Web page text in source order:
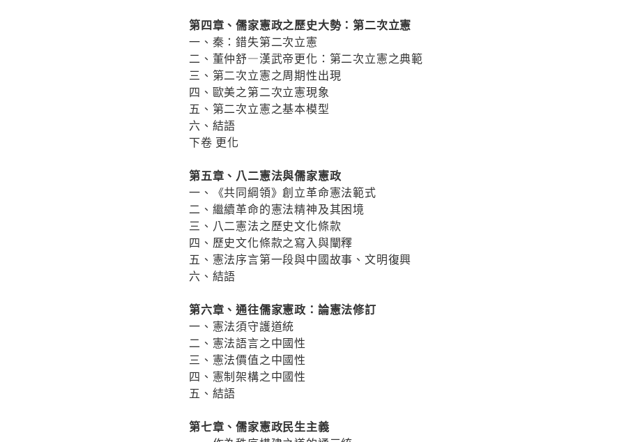
第四章、儒家憲政之歷史大勢：第二次立憲
一、秦：錯失第二次立憲
二、董仲舒—漢武帝更化：第二次立憲之典範
三、第二次立憲之周期性出現
四、歐美之第二次立憲現象
五、第二次立憲之基本模型
六、結語
下卷 更化
第五章、八二憲法與儒家憲政
一、《共同綱領》創立革命憲法範式
二、繼續革命的憲法精神及其困境
三、八二憲法之歷史文化條款
四、歷史文化條款之寫入與闡釋
五、憲法序言第一段與中國故事、文明復興
六、結語
第六章、通往儒家憲政：論憲法修訂
一、憲法須守護道統
二、憲法語言之中國性
三、憲法價值之中國性
四、憲制架構之中國性
五、結語
第七章、儒家憲政民生主義